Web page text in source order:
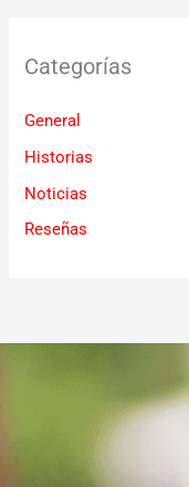
Categorías
General
Historias
Noticias
Reseñas